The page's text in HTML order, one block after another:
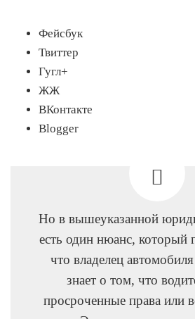
Фейсбук
Твиттер
Гугл+
ЖЖ
ВКонтакте
Blogger
Но в вышеуказанной
есть один нюанс, который
что владелец
знает о том, что
просроченные права или